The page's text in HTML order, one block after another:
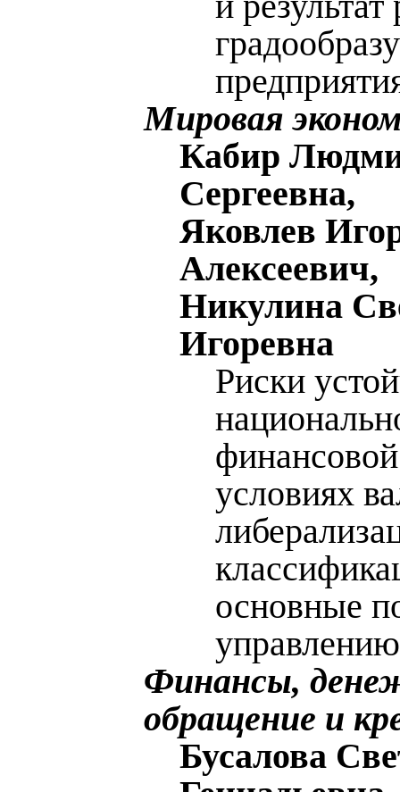
Мировая
Кабир
Сергеевна,
Яковлев
Алексеевич,
Никулина
Игоревна
Риски
условиях
основные
управлению
Финансы,
обращение и
Бусалова